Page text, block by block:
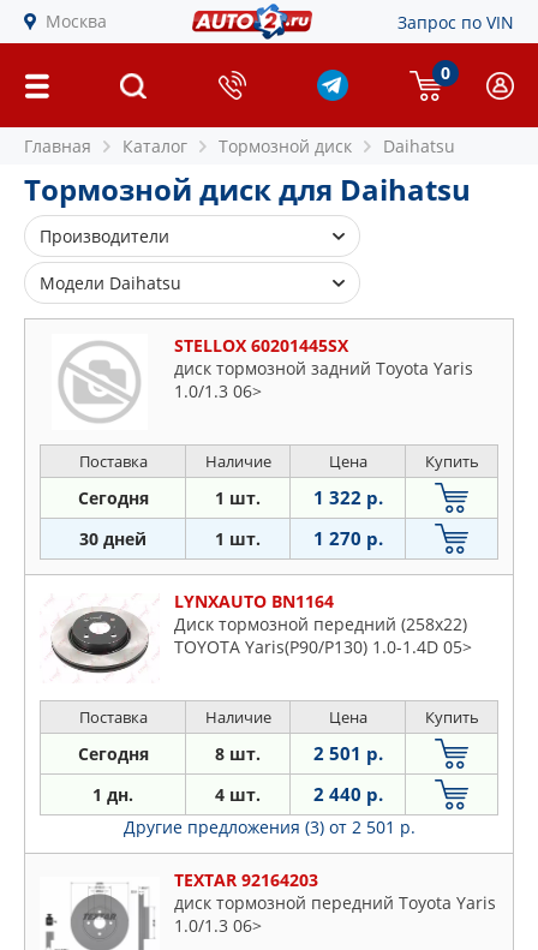
Москва Запрос по VIN
0
Главная Каталог Тормозной диск Daihatsu
Тормозной диск для Daihatsu
Производители
BLUE PRINT
BOSCH
BREMBO
COMLINE
FEBI
FENOX
FERODO
LYNXAUTO
MEYLE
NIBK
NISSHINBO
NK
PATRON
REMSA
STELLOX
TEXTAR
TRUSTING
ZEKKERT
Модели Daihatsu
Applause
Charade
Copen
Cuore
Gran
Materia
Move
Tanto
Terios
Trevis
STELLOX 60201445SX
диск тормозной задний Toyota Yaris
1.0/1.3 06>
Поставка Наличие Цена Купить
Сегодня 1 шт. 1 322 р.
30 дней 1 шт. 1 270 р.
LYNXAUTO BN1164
Диск тормозной передний (258x22)
TOYOTA Yaris(P90/P130) 1.0-1.4D 05>
Поставка Наличие Цена Купить
Сегодня 8 шт. 2 501 р.
1 дн. 4 шт. 2 440 р.
Другие предложения (3) от 2 501 р.
TEXTAR 92164203
диск тормозной передний Toyota Yaris
1.0/1.3 06>